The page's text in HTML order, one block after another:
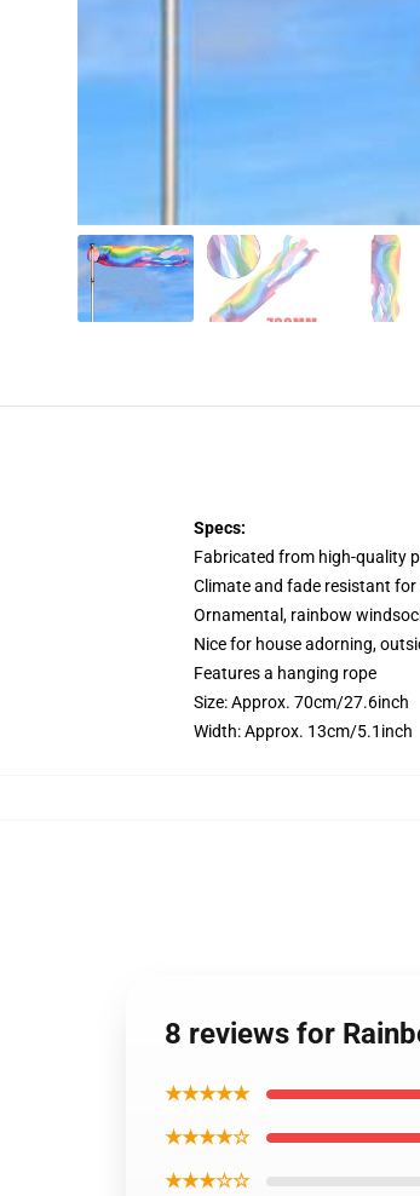
Specs:
Fabricated from high-quality
Climate and fade resistant
Ornamental, rainbow
Nice for house adorning,
Features a hanging rope
Size: Approx. 70cm/27.6inch
Width: Approx. 13cm/5.1inch
8 reviews for
★★★★★
★★★★☆
★★★☆☆